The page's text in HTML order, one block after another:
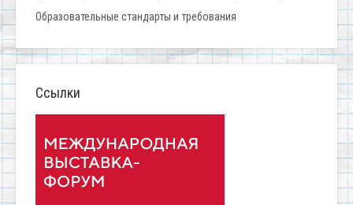
Образовательные стандарты и требования
Ссылки